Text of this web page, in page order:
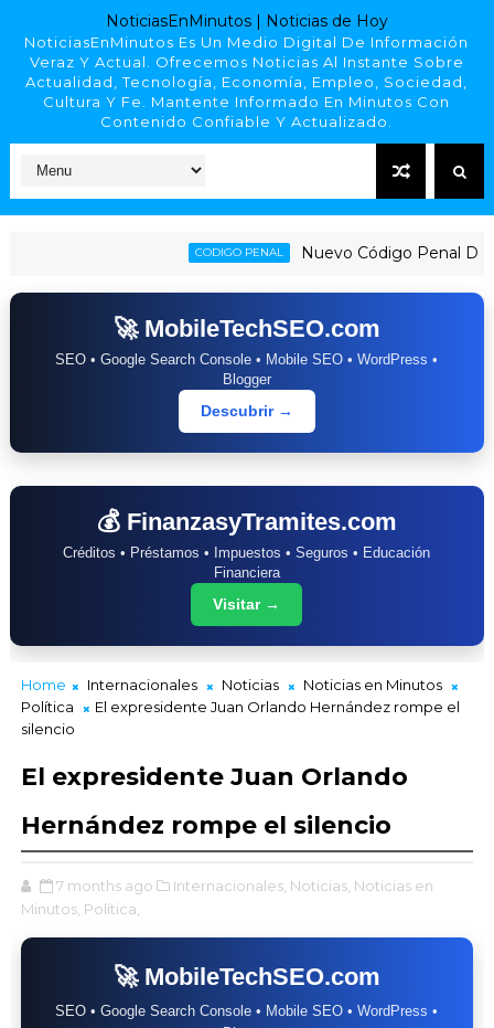
NoticiasEnMinutos | Noticias de Hoy
NoticiasEnMinutos Es Un Medio Digital De Información
Veraz Y Actual. Ofrecemos Noticias Al Instante Sobre
Actualidad, Tecnología, Economía, Empleo, Sociedad,
Cultura Y Fe. Mantente Informado En Minutos Con
Contenido Confiable Y Actualizado.
CODIGO PENAL Nuevo Código Penal
🚀 MobileTechSEO.com
SEO • Google Search Console • Mobile SEO • WordPress •
Blogger
Descubrir →
💰 FinanzasyTramites.com
Créditos • Préstamos • Impuestos • Seguros • Educación
Financiera
Visitar →
Home Internacionales Noticias
Noticias en Minutos
Política
El expresidente Juan Orlando Hernández rompe el
silencio
El expresidente Juan Orlando
Hernández rompe el silencio
7 months ago Internacionales, Noticias, Noticias en
Minutos, Política,
🚀 MobileTechSEO.com
SEO • Google Search Console • Mobile SEO • WordPress •